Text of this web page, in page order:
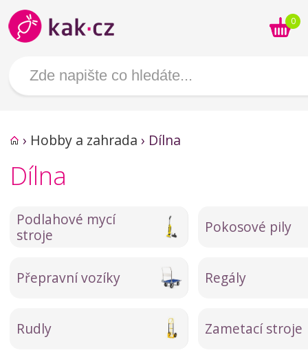
0
› Hobby a zahrada › Dílna
Dílna
Podlahové mycí
stroje
Pokosové pily
Přepravní vozíky Regály
Rudly Zametací stroje